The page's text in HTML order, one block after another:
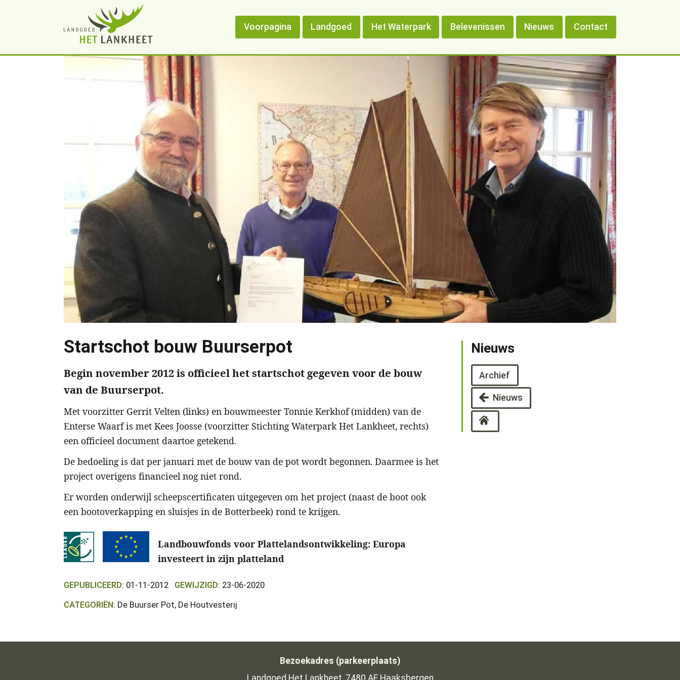
Voorpagina Landgoed Het Waterpark Belevenissen Nieuws Contact
Startschot bouw Buurserpot
Begin november 2012 is officieel het startschot gegeven voor de bouw
van de Buurserpot.
Met voorzitter Gerrit Velten (links) en bouwmeester Tonnie Kerkhof (midden) van de
Enterse Waarf is met Kees Joosse (voorzitter Stichting Waterpark Het Lankheet, rechts)
een officieel document daartoe getekend.
De bedoeling is dat per januari met de bouw van de pot wordt begonnen. Daarmee is het
project overigens financieel nog niet rond.
Er worden onderwijl scheepscertificaten uitgegeven om het project (naast de boot ook
een bootoverkapping en sluisjes in de Botterbeek) rond te krijgen.
Landbouwfonds voor Plattelandsontwikkeling: Europa
investeert in zijn platteland
GEPUBLICEERD: 01-11-2012 GEWIJZIGD: 23-06-2020
CATEGORIËN: De Buurser Pot, De Houtvesterij
Nieuws
Archief
Nieuws
Bezoekadres (parkeerplaats)
Landgoed Het Lankheet, 7480 AE Haaksbergen